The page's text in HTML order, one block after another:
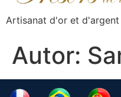
Artisanat d'or et d'argent
Autor: